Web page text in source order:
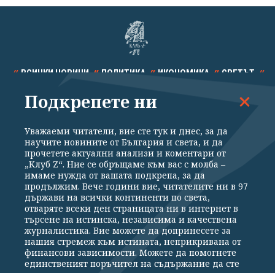
ВСИЧКИ НОВИНИ ПОЛИТИКА ИКОНОМИКА СВЕТЪТ
СПОРТ КУЛТУРА ТЕХНОЛОГИИ КАЛЕЙДОСКОП
Общи условия
Политика за поверителност
Реклама
Партньори Контакти
За Клуб Z
Екип
Подкрепете ни
Издател на www.clubz.bg е „Клуб Зебра Медия“ ЕООД, София, ул. "Алеко
Подкрепете ни
Уважаеми читатели, вие сте тук и днес, за да
научите новините от България и света, и да
прочетете актуални анализи и коментари от
„Клуб Z“. Ние се обръщаме към вас с молба –
имаме нужда от вашата подкрепа, за да
продължим. Вече години вие, читателите ни в 97
държави на всички континенти по света,
отваряте всеки ден страницата ни в интернет в
търсене на истинска, независима и качествена
журналистика. Вие можете да допринесете за
нашия стремеж към истината, неприкривана от
финансови зависимости. Можете да помогнете
единственият поръчител на съдържание да сте